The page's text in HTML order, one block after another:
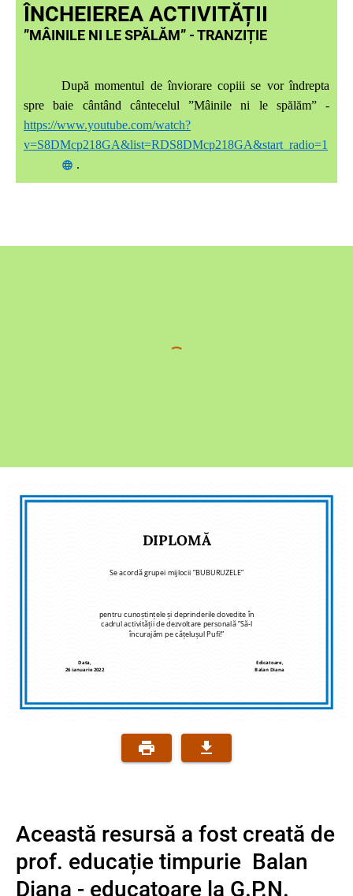
ÎNCHEIEREA ACTIVITĂȚII
”MÂINILE NI LE SPĂLĂM” - TRANZIȚIE
După momentul de înviorare copiii se vor îndrepta
spre baie cântând cântecelul ”Mâinile ni le spălăm” -
https://www.youtube.com/watch?
v=S8DMcp218GA&list=RDS8DMcp218GA&start_radio=1
.
DIPLOMĂ
Se acordă grupei mijlocii ”BUBURUZELE”
pentru cunoștințele și deprinderile dovedite în
cadrul activității de dezvoltare personală ”Să-l
încurajăm pe cățelușul Pufi!”
Data,
26 ianuarie 2022
Edicatoare,
Balan Diana
Această resursă a fost creată de
prof. educație timpurie Balan
Diana - educatoare la G.P.N.